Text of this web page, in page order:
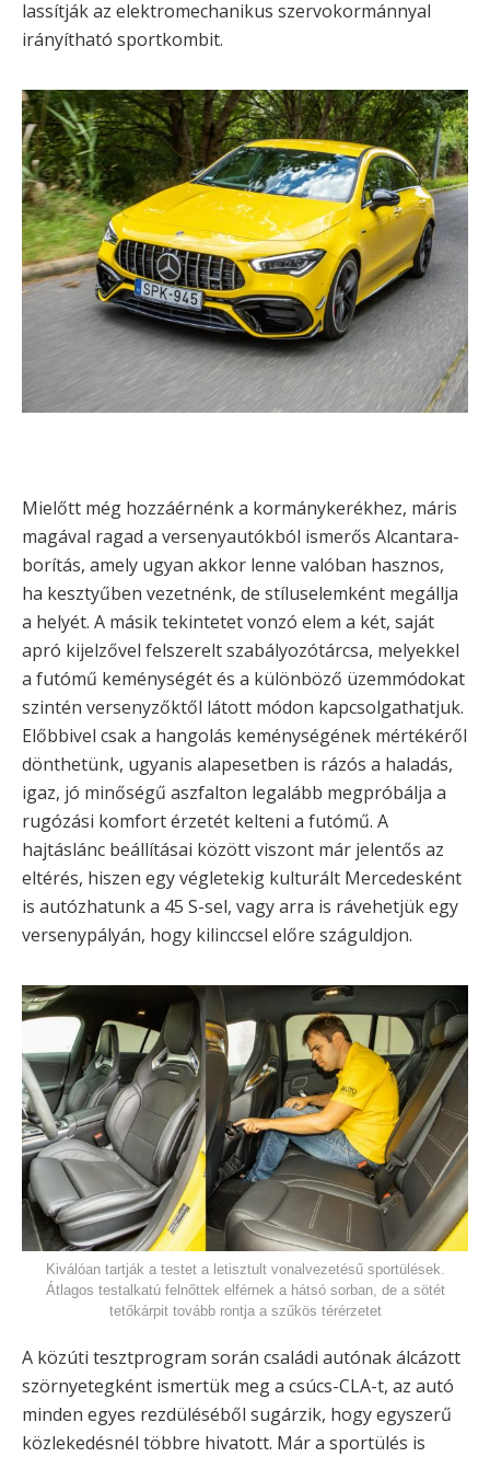
lassítják az elektromechanikus szervokormánnyal
irányítható sportkombit.
Mielőtt még hozzáérnénk a kormánykerékhez, máris
magával ragad a versenyautókból ismerős Alcantara-
borítás, amely ugyan akkor lenne valóban hasznos,
ha kesztyűben vezetnénk, de stíluselemként megállja
a helyét. A másik tekintetet vonzó elem a két, saját
apró kijelzővel felszerelt szabályozótárcsa, melyekkel
a futómű keménységét és a különböző üzemmódokat
szintén versenyzőktől látott módon kapcsolgathatjuk.
Előbbivel csak a hangolás keménységének mértékéről
dönthetünk, ugyanis alapesetben is rázós a haladás,
igaz, jó minőségű aszfalton legalább megpróbálja a
rugózási komfort érzetét kelteni a futómű. A
hajtáslánc beállításai között viszont már jelentős az
eltérés, hiszen egy végletekig kulturált Mercedesként
is autózhatunk a 45 S-sel, vagy arra is rávehetjük egy
versenypályán, hogy kilinccsel előre száguldjon.
Kiválóan tartják a testet a letisztult vonalvezetésű sportülések.
Átlagos testalkatú felnőttek elférnek a hátsó sorban, de a sötét
tetőkárpit tovább rontja a szűkös térérzetet
A közúti tesztprogram során családi autónak álcázott
szörnyetegként ismertük meg a csúcs-CLA-t, az autó
minden egyes rezdüléséből sugárzik, hogy egyszerű
közlekedésnél többre hivatott. Már a sportülés is